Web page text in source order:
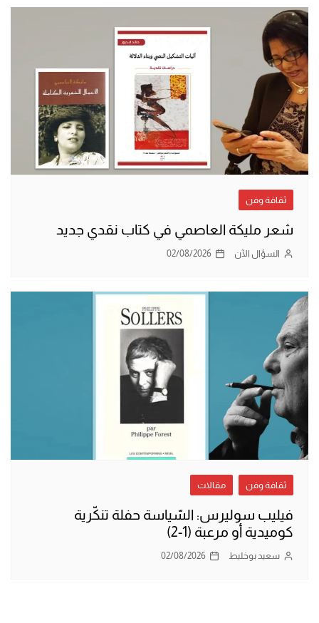
ثقافة وفن
شعر مليكة العاصمي في كتاب نقدي جديد
السؤال الآن 02/08/2026
ثقافة وفن مقالات
فيليب سوليرس: السّياسة حفلة تنكّرية
كوميدية أو مرعبة (1-2)
سعيد بوخليط 02/08/2026